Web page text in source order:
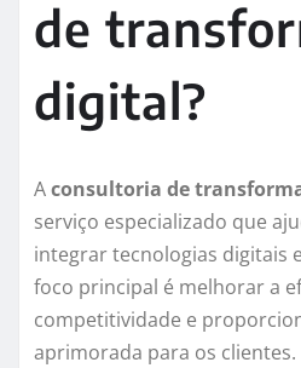
de
digital?
Aconsultoria de
serviço especializado que
integrar tecnologias digitais
foco principal é melhorar a
competitividade e
aprimorada para os clientes.